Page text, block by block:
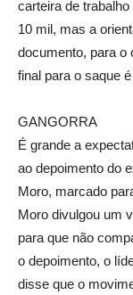
carteira de
10 mil, mas a
documento, para o
final para o saque
GANGORRA
É grande a
ao depoimento do
Moro, marcado
Moro divulgou um
para que não
o depoimento, o
disse que o